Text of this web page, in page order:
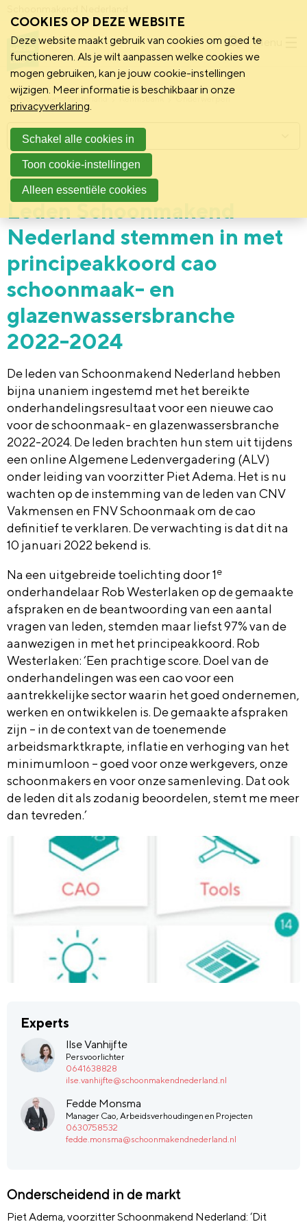
Menu
Schoonmakend Nederland
Nieuws 20 december 2021
Leden Schoonmakend
Nederland stemmen in met
principeakkoord cao
schoonmaak- en
glazenwassersbranche
2022-2024
De leden van Schoonmakend Nederland hebben
bijna unaniem ingestemd met het bereikte
onderhandelingsresultaat voor een nieuwe cao
voor de schoonmaak- en glazenwassersbranche
2022-2024. De leden brachten hun stem uit tijdens
een online Algemene Ledenvergadering (ALV)
onder leiding van voorzitter Piet Adema. Het is nu
wachten op de instemming van de leden van CNV
Vakmensen en FNV Schoonmaak om de cao
definitief te verklaren. De verwachting is dat dit na
10 januari 2022 bekend is.
Na een uitgebreide toelichting door 1e
onderhandelaar Rob Westerlaken op de gemaakte
afspraken en de beantwoording van een aantal
vragen van leden, stemden maar liefst 97% van de
aanwezigen in met het principeakkoord. Rob
Westerlaken: ‘Een prachtige score. Doel van de
onderhandelingen was een cao voor een
aantrekkelijke sector waarin het goed ondernemen,
werken en ontwikkelen is. De gemaakte afspraken
zijn – in de context van de toenemende
arbeidsmarktkrapte, inflatie en verhoging van het
minimumloon – goed voor onze werkgevers, onze
schoonmakers en voor onze samenleving. Dat ook
de leden dit als zodanig beoordelen, stemt me meer
dan tevreden.’
Experts
Ilse Vanhijfte
Persvoorlichter
0641638828
ilse.vanhijfte@schoonmakendnederland.nl
Fedde Monsma
Manager Cao, Arbeidsverhoudingen en Projecten
0630758532
fedde.monsma@schoonmakendnederland.nl
Onderscheidend in de markt
Piet Adema, voorzitter Schoonmakend Nederland: ‘Dit
Menu
COOKIES OP DEZE WEBSITE
Deze website maakt gebruik van cookies om goed te
functioneren. Als je wilt aanpassen welke cookies we
mogen gebruiken, kan je jouw cookie-instellingen
wijzigen. Meer informatie is beschikbaar in onze
privacyverklaring.
Schakel alle cookies in
Toon cookie-instellingen
Alleen essentiële cookies